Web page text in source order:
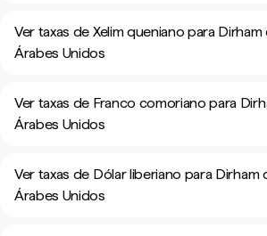
Ver taxas de Xelim queniano para
Árabes Unidos
Ver taxas de Franco comoriano para
Árabes Unidos
Ver taxas de Dólar liberiano para Dirham
Árabes Unidos